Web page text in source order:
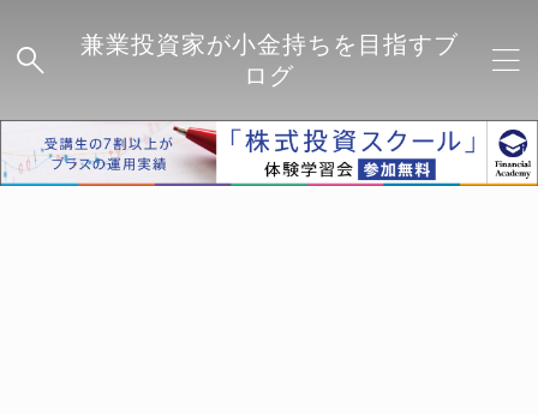
兼業投資家が小金持ちを目指すブ
ログ